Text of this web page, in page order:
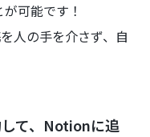
可能です！
人の手を介さず、自
て、Notionに追